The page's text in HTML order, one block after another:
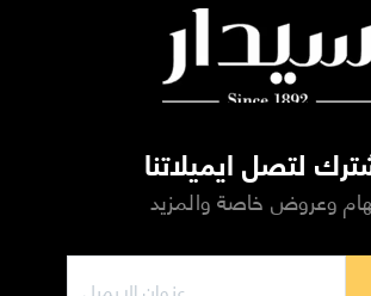
لتصل ايميلاتنا
وعروض خاصة والمزيد